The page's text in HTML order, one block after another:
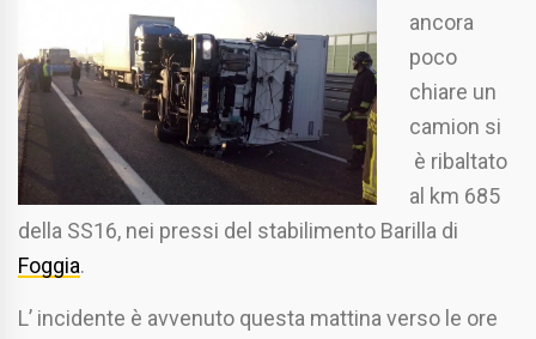
ancora
poco
chiare un
camion si
è ribaltato
al km 685
della SS16, nei pressi del stabilimento Barilla di
Foggia.
L’ incidente è avvenuto questa mattina verso le ore